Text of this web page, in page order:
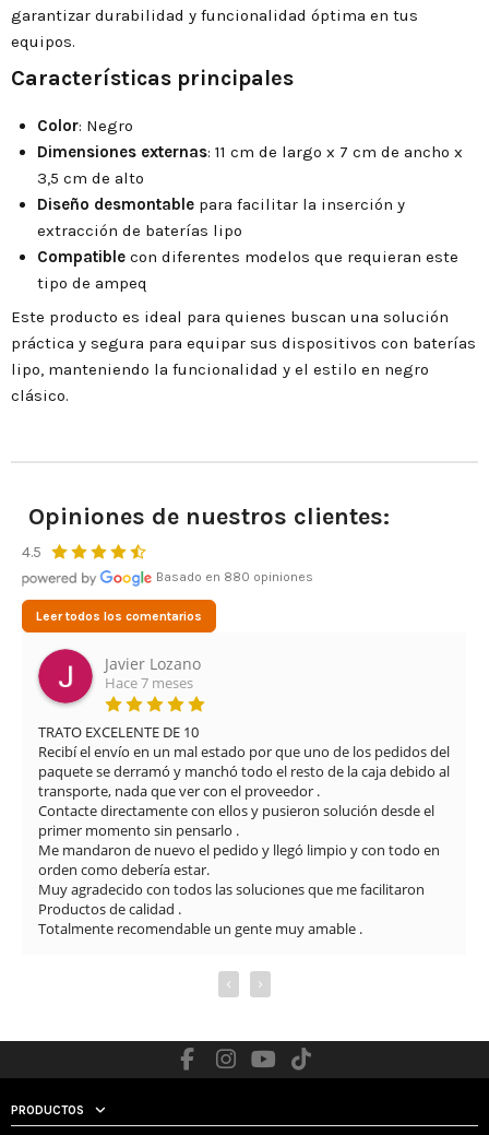
garantizar durabilidad y funcionalidad óptima en tus
equipos.
Características principales
Color: Negro
Dimensiones externas: 11 cm de largo x 7 cm de ancho x
3,5 cm de alto
Diseño desmontable para facilitar la inserción y
extracción de baterías lipo
Compatible con diferentes modelos que requieran este
tipo de ampeq
Este producto es ideal para quienes buscan una solución
práctica y segura para equipar sus dispositivos con baterías
lipo, manteniendo la funcionalidad y el estilo en negro
clásico.
Opiniones de nuestros clientes:
4.5
Basado en 880 opiniones
Leer todos los comentarios
Javier Lozano
Hace 7 meses
TRATO EXCELENTE DE 10
Recibí el envío en un mal estado por que uno de los pedidos del
paquete se derramó y manchó todo el resto de la caja debido al
transporte, nada que ver con el proveedor .
Contacte directamente con ellos y pusieron solución desde el
primer momento sin pensarlo .
Me mandaron de nuevo el pedido y llegó limpio y con todo en
orden como debería estar.
Muy agradecido con todos las soluciones que me facilitaron
Productos de calidad .
Totalmente recomendable un gente muy amable .
‹ ›
PRODUCTOS